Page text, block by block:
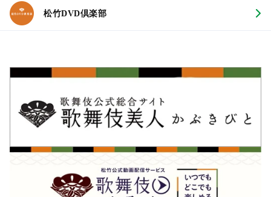
松竹DVD倶楽部